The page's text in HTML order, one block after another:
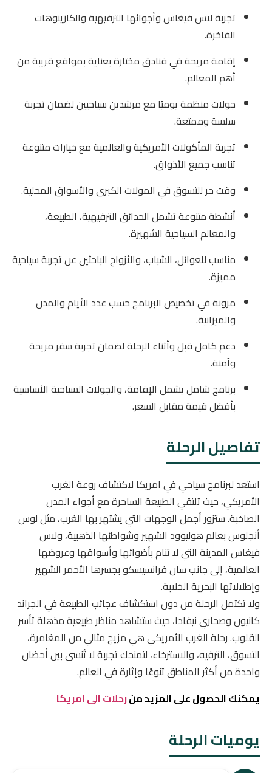
تجربة لاس فيغاس وأجوائها الترفيهية والكازينوهات
الفاخرة.
إقامة مريحة في فنادق مختارة بعناية بمواقع قريبة من
أهم المعالم.
جولات منظمة يوميًا مع مرشدين سياحيين لضمان تجربة
سلسة وممتعة.
تجربة المأكولات الأمريكية والعالمية مع خيارات متنوعة
تناسب جميع الأذواق.
وقت حر للتسوق في المولات الكبرى والأسواق المحلية.
أنشطة متنوعة تشمل الحدائق الترفيهية، الطبيعة،
والمعالم السياحية الشهيرة.
مناسب للعوائل، الشباب، والأزواج الباحثين عن تجربة سياحية
مميزة.
مرونة في تخصيص البرنامج حسب عدد الأيام والمدن
والميزانية.
دعم كامل قبل وأثناء الرحلة لضمان تجربة سفر مريحة
وآمنة.
برنامج شامل يشمل الإقامة، والجولات السياحية الأساسية
بأفضل قيمة مقابل السعر.
تفاصيل الرحلة
استعد لبرنامج سياحي في امريكا لاكتشاف روعة الغرب
الأمريكي، حيث تلتقي الطبيعة الساحرة مع أجواء المدن
الصاخبة. ستزور أجمل الوجهات التي يشتهر بها الغرب، مثل لوس
أنجلوس بعالم هوليوود الشهير وشواطئها الذهبية، ولاس
فيغاس المدينة التي لا تنام بأضوائها وأسواقها وعروضها
العالمية، إلى جانب سان فرانسيسكو بجسرها الأحمر الشهير
وإطلالاتها البحرية الخلابة.
ولا تكتمل الرحلة من دون استكشاف عجائب الطبيعة في الجراند
كانيون وصحاري نيفادا، حيث ستشاهد مناظر طبيعية مذهلة تأسر
القلوب. رحلة الغرب الأمريكي هي مزيج مثالي من المغامرة،
التسوق، الترفيه، والاسترخاء، لتمنحك تجربة لا تُنسى بين أحضان
واحدة من أكثر المناطق تنوعًا وإثارة في العالم.
يمكنك الحصول على المزيد منرحلات الى امريكا
يوميات الرحلة